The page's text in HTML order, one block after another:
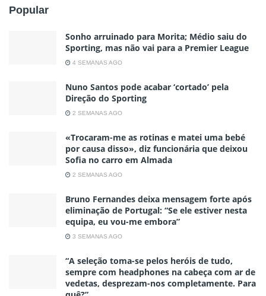
Popular
Sonho arruinado para Morita; Médio saiu do
Sporting, mas não vai para a Premier League
4 SEMANAS AGO
Nuno Santos pode acabar ‘cortado’ pela
Direção do Sporting
2 SEMANAS AGO
«Trocaram-me as rotinas e matei uma bebé
por causa disso», diz funcionária que deixou
Sofia no carro em Almada
2 SEMANAS AGO
Bruno Fernandes deixa mensagem forte após
eliminação de Portugal: “Se ele estiver nesta
equipa, eu vou-me embora”
3 SEMANAS AGO
“A seleção toma-se pelos heróis de tudo,
sempre com headphones na cabeça com ar de
vedetas, desprezam-nos completamente. Para